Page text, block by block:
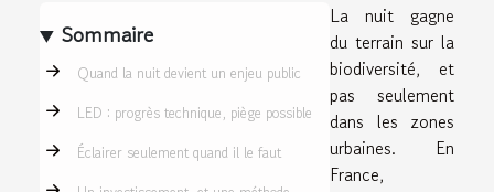
Sommaire
Quand la nuit devient un enjeu public
LED : progrès technique, piège possible
Éclairer seulement quand il le faut
La nuit gagne
du terrain sur la
biodiversité, et
pas seulement
dans les zones
urbaines. En
France,